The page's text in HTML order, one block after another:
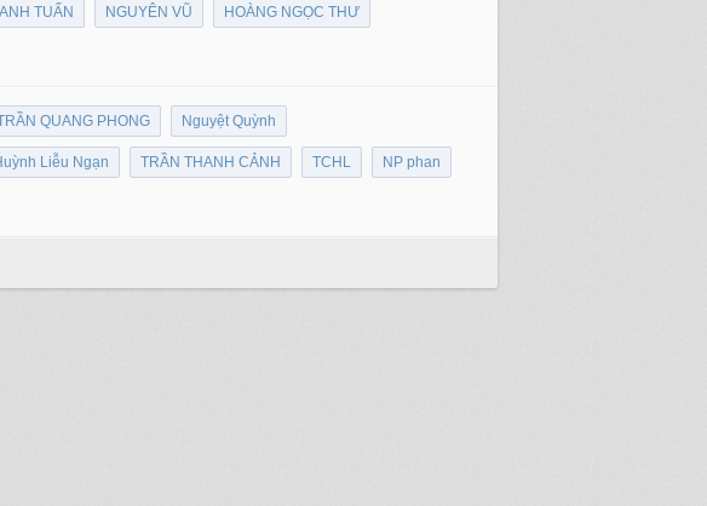
TUẤN NGUYÊN VŨ HOÀNG NGỌC THƯ
QUANG PHONG Nguyệt Quỳnh
Liễu Ngạn TRẦN THANH CẢNH TCHL NP phan